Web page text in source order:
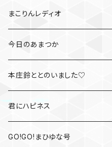
まこりんレディオ
今日のあまつか
本庄鈴ととのいました♡
君にハピネス
GO!GO!まひゆな号